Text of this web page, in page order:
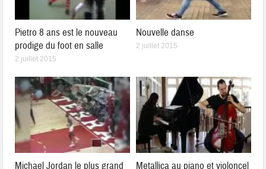
Pietro 8 ans est le nouveau
prodige du foot en salle
2 juillet 2015
Nouvelle danse
2 juillet 2015
Michael Jordan le plus grand Metallica au piano et violoncel